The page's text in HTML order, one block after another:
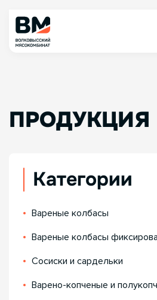
ПРОДУКЦИЯ
Категории
Вареные колбасы
Вареные колбасы
Сосиски и сардельки
Варено-копченые и